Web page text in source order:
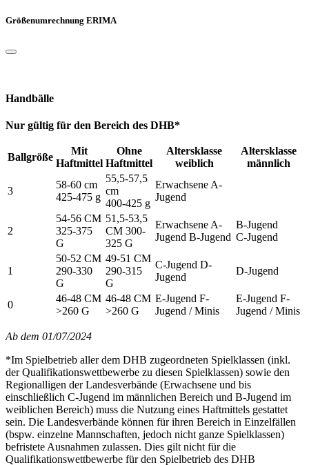
Größenumrechnung ERIMA
Handbälle
Nur gültig für den Bereich des DHB*
Ballgröße
Mit
Haftmittel
Ohne
Haftmittel
Altersklasse
weiblich
Altersklasse
männlich
3
58-60 cm
425-475 g
55,5-57,5
cm
400-425 g
Erwachsene A-
Jugend
2
54-56 CM
325-375
G
51,5-53,5
CM 300-
325 G
Erwachsene A-
Jugend B-Jugend
B-Jugend
C-Jugend
1
50-52 CM
290-330
G
49-51 CM
290-315
G
C-Jugend D-
Jugend
D-Jugend
0
46-48 CM
>260 G
46-48 CM
>260 G
E-Jugend F-
Jugend / Minis
E-Jugend F-
Jugend / Minis
Ab dem 01/07/2024
*Im Spielbetrieb aller dem DHB zugeordneten Spielklassen (inkl.
der Qualifikationswettbewerbe zu diesen Spielklassen) sowie den
Regionalligen der Landesverbände (Erwachsene und bis
einschließlich C-Jugend im männlichen Bereich und B-Jugend im
weiblichen Bereich) muss die Nutzung eines Haftmittels gestattet
sein. Die Landesverbände können für ihren Bereich in Einzelfällen
(bspw. einzelne Mannschaften, jedoch nicht ganze Spielklassen)
befristete Ausnahmen zulassen. Dies gilt nicht für die
Qualifikationswettbewerbe für den Spielbetrieb des DHB